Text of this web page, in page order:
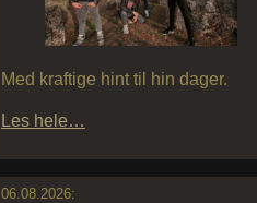
Med kraftige hint til hin dager.
Les hele…
06.08.2026: